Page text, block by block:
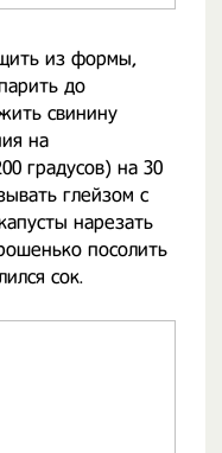
из формы,
до
свинину
на
градусов) на 30
глейзом с
нарезать
посолить
сок.